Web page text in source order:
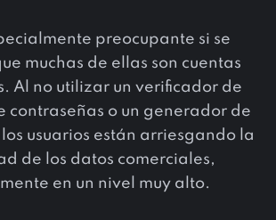
preocupante si se
muchas de ellas son cuentas
Al no utilizar un verificador de
contraseñas o un generador de
usuarios están arriesgando la
de los datos comerciales,
en un nivel muy alto.